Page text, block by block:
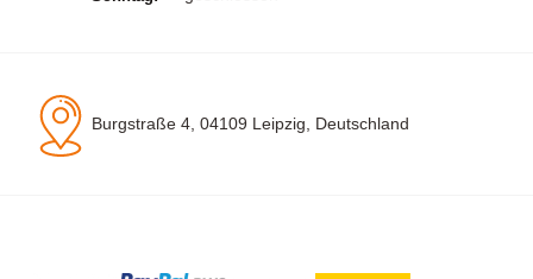
Burgstraße 4, 04109 Leipzig, Deutschland